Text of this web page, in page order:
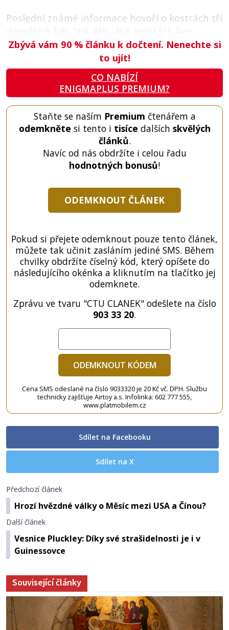
Poslední známé informace hovoří o kostrách tří
Zbývá vám 90 %článku k dočtení. Nenechte si
to ujít!
CO NABÍZÍ
ENIGMAPLUS PREMIUM?
Staňte se naším Premium čtenářem a
odemkněte si tento i tisíce dalších skvělých
článků.
Navíc od nás obdržíte i celou řadu
hodnotných bonusů!
ODEMKNOUT ČLÁNEK
Pokud si přejete odemknout pouze tento článek,
můžete tak učinit zasláním jediné SMS. Během
chvilky obdržíte číselný kód, který opíšete do
následujícího okénka a kliknutím na tlačítko jej
odemknete.
Zprávu ve tvaru "CTU CLANEK" odešlete na číslo
903 33 20.
ODEMKNOUT KÓDEM
Cena SMS odeslané na číslo 9033320 je 20 Kč vč. DPH. Službu
technicky zajišťuje Airtoy a.s. Infolinka: 602 777 555,
www.platmobilem.cz
Sdílet na Facebooku
Sdílet na X
Předchozí článek
Hrozí hvězdné války o Měsíc mezi USA a Čínou?
Další článek
Vesnice Pluckley: Díky své strašidelnosti je i v
Guinessovce
Související články